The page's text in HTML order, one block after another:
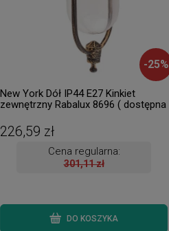
-25%
New York Dół IP44 E27 Kinkiet
zewnętrzny Rabalux 8696 ( dostępna
226,59 zł
Cena regularna:
301,11 zł
DO KOSZYKA